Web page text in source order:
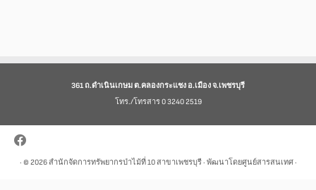
361 ถ.ดำเนินเกษม ต.คลองกระแชง อ.เมือง จ.เพชรบุรี
โทร./โทรสาร 0 3240 2519
· © 2026สำนักจัดการทรัพยากรป่าไม้ที่ 10 สาขาเพชรบุรี· พัฒนาโดยศูนย์สารสนเทศ ·